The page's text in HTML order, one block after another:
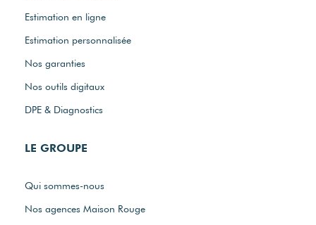
Estimation en ligne
Estimation personnalisée
Nos garanties
Nos outils digitaux
DPE & Diagnostics
LE GROUPE
Qui sommes-nous
Nos agences Maison Rouge